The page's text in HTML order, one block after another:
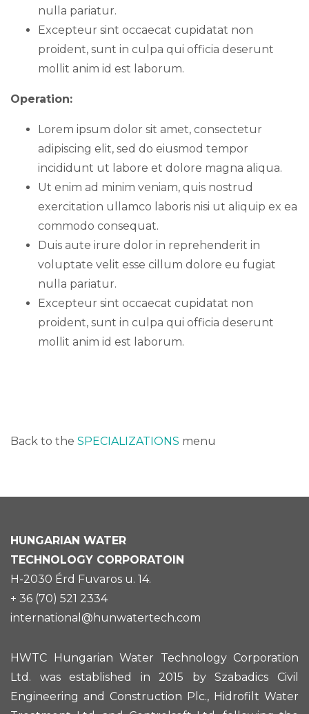
nulla pariatur.
Excepteur sint occaecat cupidatat non
proident, sunt in culpa qui officia deserunt
mollit anim id est laborum.
Operation:
Lorem ipsum dolor sit amet, consectetur
adipiscing elit, sed do eiusmod tempor
incididunt ut labore et dolore magna aliqua.
Ut enim ad minim veniam, quis nostrud
exercitation ullamco laboris nisi ut aliquip ex ea
commodo consequat.
Duis aute irure dolor in reprehenderit in
voluptate velit esse cillum dolore eu fugiat
nulla pariatur.
Excepteur sint occaecat cupidatat non
proident, sunt in culpa qui officia deserunt
mollit anim id est laborum.
Back to the SPECIALIZATIONS menu
HUNGARIAN WATER
TECHNOLOGY CORPORATOIN
H-2030 Érd Fuvaros u. 14.
+ 36 (70) 521 2334
international@hunwatertech.com
HWTC Hungarian Water Technology Corporation
Ltd. was established in 2015 by Szabadics Civil
Engineering and Construction Plc., Hidrofilt Water